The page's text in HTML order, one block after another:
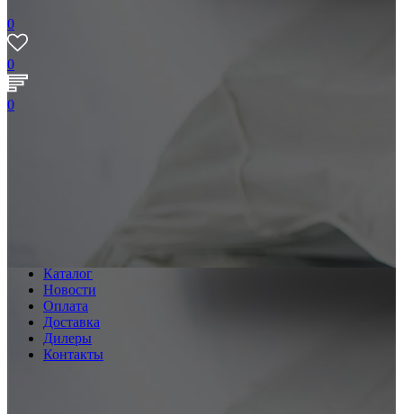
0
0
0
Каталог
Новости
Оплата
Доставка
Дилеры
Контакты